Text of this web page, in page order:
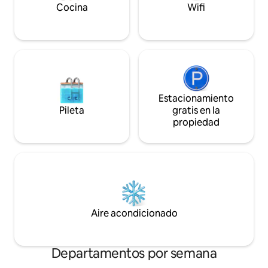
Cocina Wifi
Pileta
Estacionamiento
gratis en la
propiedad
Aire acondicionado
Departamentos por semana